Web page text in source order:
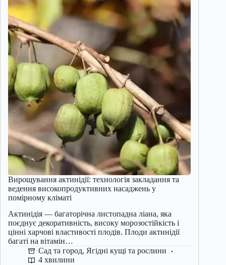
Вирощування актинідії: технологія закладання та
ведення високопродуктивних насаджень у
помірному кліматі
Актинідія — багаторічна листопадна ліана, яка
поєднує декоративність, високу морозостійкість і
цінні харчові властивості плодів. Плоди актинідії
багаті на вітамін…
Сад та город, Ягідні кущі та рослини
4 хвилини